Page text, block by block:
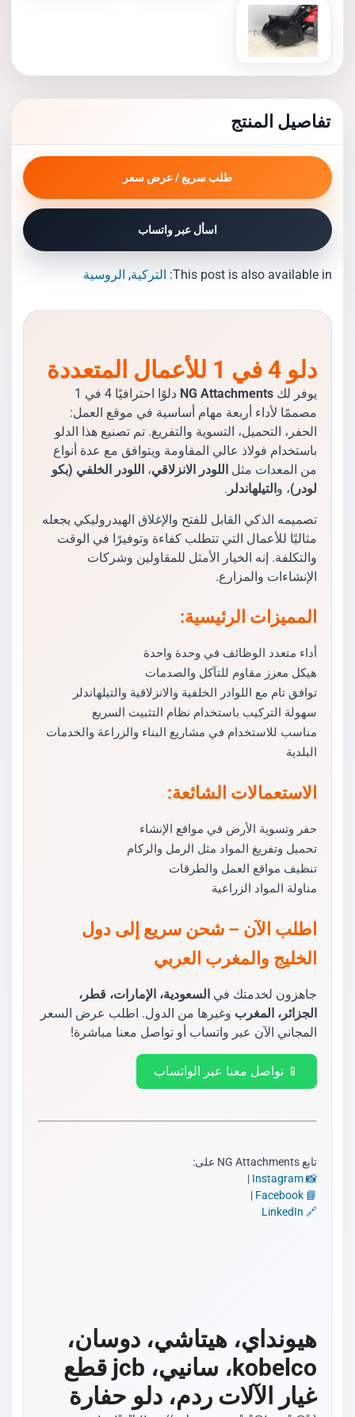
تفاصيل المنتج
طلب سريع / عرض سعر
اسأل عبر واتساب
This post is also available in: التركية الروسية
دلو 4 في 1 للأعمال المتعددة
يوفر لك NG Attachments
دلوًا احترافيًا 4 في 1
مصممًا لأداء أربعة مهام أساسية في موقع العمل:
الحفر، التحميل، التسوية والتفريغ. تم تصنيع هذا الدلو
باستخدام فولاذ عالي المقاومة ويتوافق مع عدة أنواع
من المعدات مثل اللودر الانزلاقي، اللودر الخلفي (بكو
لودر)، والتيلهاندلر .
تصميمه الذكي القابل للفتح والإغلاق الهيدروليكي يجعله
مثاليًا للأعمال التي تتطلب كفاءة وتوفيرًا في الوقت
والتكلفة. إنه الخيار الأمثل للمقاولين وشركات
الإنشاءات والمزارع.
المميزات الرئيسية:
أداء متعدد الوظائف في وحدة واحدة
هيكل معزز مقاوم للتآكل والصدمات
توافق تام مع اللوادر الخلفية والانزلاقية والتيلهاندلر
سهولة التركيب باستخدام نظام التثبيت السريع
مناسب للاستخدام في مشاريع البناء والزراعة والخدمات
البلدية
الاستعمالات الشائعة:
حفر وتسوية الأرض في مواقع الإنشاء
تحميل وتفريغ المواد مثل الرمل والركام
تنظيف مواقع العمل والطرقات
مناولة المواد الزراعية
اطلب الآن – شحن سريع إلى دول
الخليج والمغرب العربي
جاهزون لخدمتك في السعودية، الإمارات، قطر،
الجزائر، المغرب وغيرها من الدول. اطلب عرض السعر
المجاني الآن عبر واتساب أو تواصل معنا مباشرة!
📱 تواصل معنا عبر الواتساب
تابع NG Attachments على:
📸 Instagram
|
📘 Facebook
|
🔗 LinkedIn
هيونداي، هيتاشي، دوسان،
kobelco، سانيي، jcb قطع
غيار الآلات ردم، دلو حفارة